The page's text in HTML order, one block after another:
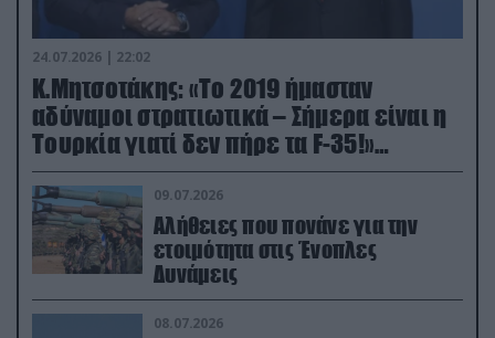
24.07.2026 | 22:02
Κ.Μητσοτάκης: «Το 2019 ήμασταν
αδύναμοι στρατιωτικά – Σήμερα είναι η
Τουρκία γιατί δεν πήρε τα F-35!»
(βίντεο)
09.07.2026
Αλήθειες που πονάνε για την
ετοιμότητα στις Ένοπλες
Δυνάμεις
08.07.2026